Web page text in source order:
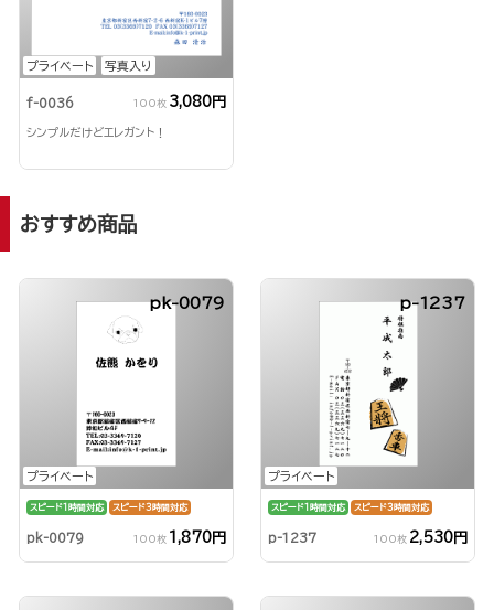
プライベート 写真入り
f-0036 100枚 3,080円
シンプルだけどエレガント！
おすすめ商品
プライベート
pk-0079
スピード1時間対応 スピード3時間対応
pk-0079 100枚 1,870円
プライベート
p-1237
スピード1時間対応 スピード3時間対応
p-1237 100枚 2,530円